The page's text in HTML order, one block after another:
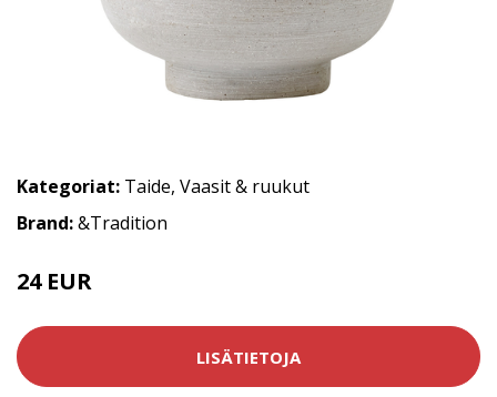
Kategoriat: Taide, Vaasit & ruukut
Brand:&Tradition
24 EUR
LISÄTIETOJA